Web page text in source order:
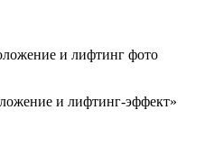
и лифтинг-эффект»